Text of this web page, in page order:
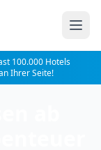
100.000 Hotels
Ihrer Seite!